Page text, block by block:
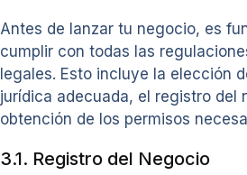
Antes de lanzar tu negocio, es
cumplir con todas las
legales. Esto incluye la elección
jurídica adecuada, el registro del
obtención de los permisos
3.1. Registro del Negocio